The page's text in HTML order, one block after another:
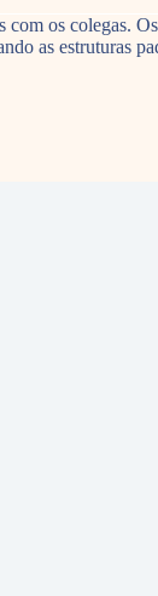
os colegas.
as estruturas